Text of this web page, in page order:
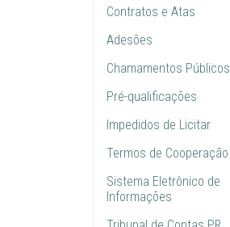
Contratos e Atas
Adesões
Chamamentos Públicos
Pré-qualificações
Impedidos de Licitar
Termos de Cooperação
Sistema Eletrônico de
Informações